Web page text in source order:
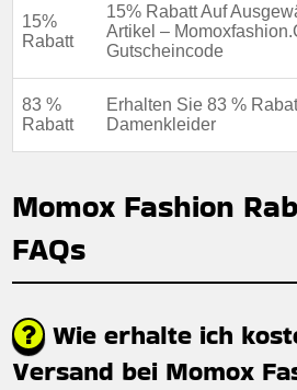
15%
Rabatt
15% Rabatt Auf
Artikel –
Gutscheincode
83 %
Rabatt
Erhalten Sie 83 %
Damenkleider
Momox Fashion
FAQs
Wie erhalte ich
Versand bei Momox